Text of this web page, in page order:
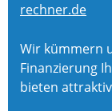
rechner.de
Wir kümmern
Finanzierung
bieten